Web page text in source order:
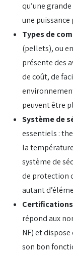
qu’une
une puissance
Types de
(pellets), ou
présente des
de coût, de
peuvent être
Système de
essentiels :
la
système de
de protection
autant
répond aux
NF) et
son bon